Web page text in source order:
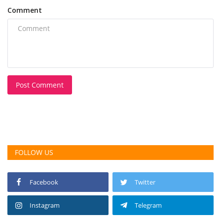
Comment
Post Comment
FOLLOW US
Facebook Twitter
Instagram Telegram